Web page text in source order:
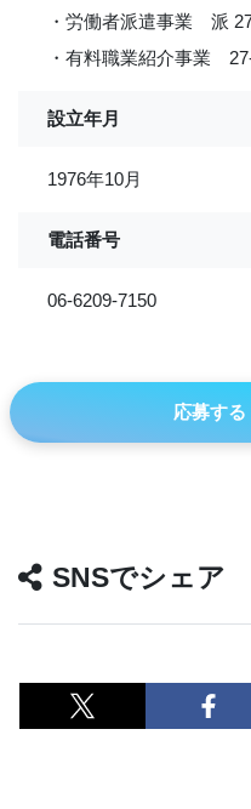
・労働者派遣事業 派
・有料職業紹介事業
設立年月
1976年10月
電話番号
06-6209-7150
応募する
SNSでシェア